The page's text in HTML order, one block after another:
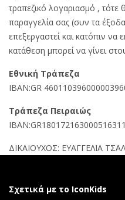
τραπεζικό λογαριασμό ,
παραγγελία σας (συν τα
επεξεργαστεί και κατόπιν να
κατάθεση μπορεί να γίνει
Εθνική Τράπεζα
IBAN:GR
Τράπεζα Πειραιώς
ΔΙΚΑΙΟΥΧΟΣ: ΕΥΑΓΓΕΛΙΑ
Σχετικά με το IconKids